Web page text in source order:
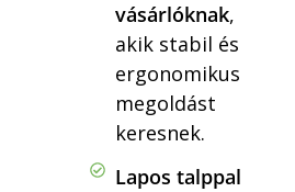
vásárlóknak,
akik stabil és
ergonomikus
megoldást
keresnek.
Lapos talppal